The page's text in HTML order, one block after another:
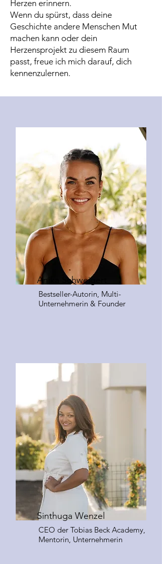
Herzen erinnern.
Wenn du spürst, dass deine
Geschichte andere Menschen Mut
machen kann oder dein
Herzensprojekt zu diesem Raum
passt, freue ich mich darauf, dich
kennenzulernen.
Anika Schweigert
Bestseller-Autorin, Multi-
Unternehmerin & Founder
Sinthuga Wenzel
CEO der Tobias Beck Academy,
Mentorin, Unternehmerin